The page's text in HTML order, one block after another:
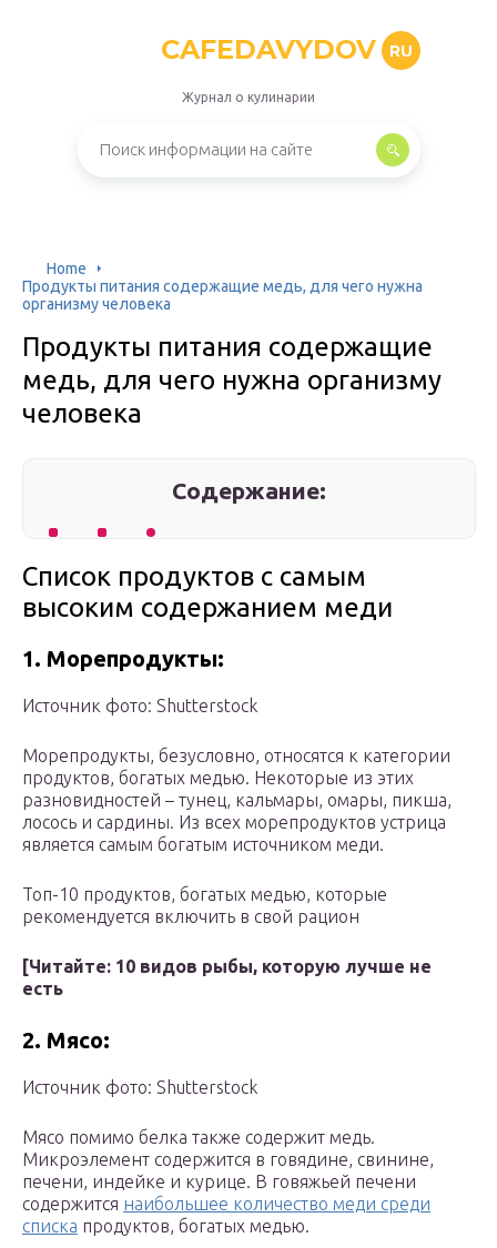
CAFEDAVYDOV RU
Журнал о кулинарии
Home
Продукты питания содержащие медь, для чего нужна
организму человека
Продукты питания содержащие
медь, для чего нужна организму
человека
Содержание:
Список продуктов с самым
высоким содержанием меди
1. Морепродукты:
Источник фото: Shutterstock
Морепродукты, безусловно, относятся к категории
продуктов, богатых медью. Некоторые из этих
разновидностей – тунец, кальмары, омары, пикша,
лосось и сардины. Из всех морепродуктов устрица
является самым богатым источником меди.
Топ-10 продуктов, богатых медью, которые
рекомендуется включить в свой рацион
[Читайте: 10 видов рыбы, которую лучше не
есть
2. Мясо:
Источник фото: Shutterstock
Мясо помимо белка также содержит медь.
Микроэлемент содержится в говядине, свинине,
печени, индейке и курице. В говяжьей печени
содержится наибольшее количество меди среди
списка продуктов, богатых медью.